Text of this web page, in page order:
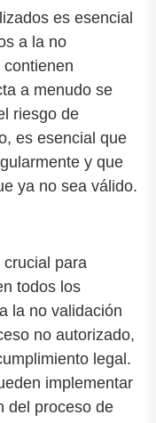
es esencial
a la no
a menudo se
riesgo de
es esencial que
y que
ya no sea válido.
para
todos los
la no validación
no autorizado,
legal.
implementar
del proceso de